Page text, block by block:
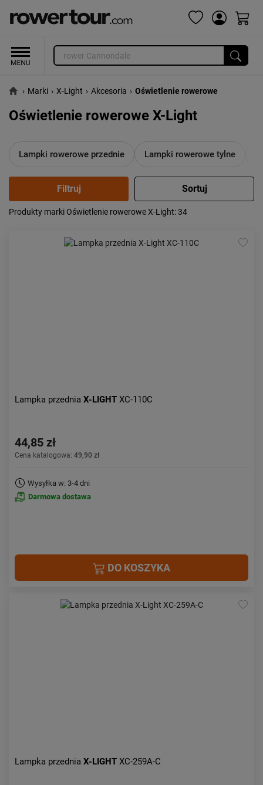
› Marki › X-Light › Akcesoria › Oświetlenie rowerowe
Oświetlenie rowerowe X-Light
Lampki rowerowe przednie Lampki rowerowe tylne
Popularność:
od najwyższej
Produkty marki Oświetlenie rowerowe X-Light: 34
Lampka przednia X-LIGHT XC-110C
44,85 zł
Cena katalogowa: 49,90 zł
Wysyłka w: 3-4 dni
Darmowa dostawa
DO KOSZYKA
Lampka przednia X-LIGHT XC-259A-C